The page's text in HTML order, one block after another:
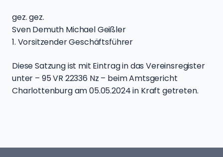
gez. gez.
Sven Demuth Michael Geißler
1. Vorsitzender Geschäftsführer
Diese Satzung ist mit Eintrag in das Vereinsregister
unter – 95 VR 22336 Nz – beim Amtsgericht
Charlottenburg am 05.05.2024 in Kraft getreten.